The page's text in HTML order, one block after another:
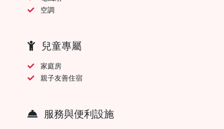
空調
兒童專屬
家庭房
親子友善住宿
服務與便利設施